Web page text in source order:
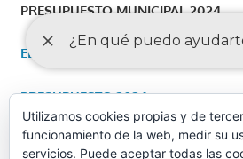
PRESUPUESTO MUNICIPAL 2024
EDICTO DE APROBACIÓN INICIAL
PRESUPUESTO 2024
EDICTO DE APROBACIÓN
Utilizamos cookies propias y de
funcionamiento de la web, medir su
servicios. Puede aceptar todas las